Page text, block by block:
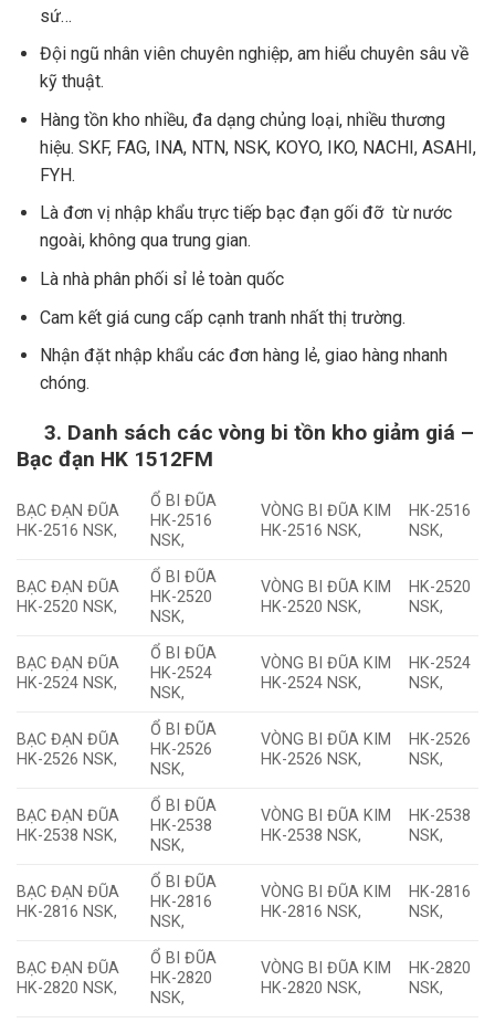
sứ…
Đội ngũ nhân viên chuyên nghiệp, am hiểu chuyên sâu về
kỹ thuật.
Hàng tồn kho nhiều, đa dạng chủng loại, nhiều thương
hiệu. SKF, FAG, INA, NTN, NSK, KOYO, IKO, NACHI, ASAHI,
FYH.
Là đơn vị nhập khẩu trực tiếp bạc đạn gối đỡ từ nước
ngoài, không qua trung gian.
Là nhà phân phối sỉ lẻ toàn quốc
Cam kết giá cung cấp cạnh tranh nhất thị trường.
Nhận đặt nhập khẩu các đơn hàng lẻ, giao hàng nhanh
chóng.
3. Danh sách các vòng bi tồn kho giảm giá –
Bạc đạn HK 1512FM
BẠC ĐẠN ĐŨA
HK-2516 NSK,
Ổ BI ĐŨA
HK-2516
NSK,
VÒNG BI ĐŨA KIM
HK-2516 NSK,
HK-2516
NSK,
BẠC ĐẠN ĐŨA
HK-2520 NSK,
Ổ BI ĐŨA
HK-2520
NSK,
VÒNG BI ĐŨA KIM
HK-2520 NSK,
HK-2520
NSK,
BẠC ĐẠN ĐŨA
HK-2524 NSK,
Ổ BI ĐŨA
HK-2524
NSK,
VÒNG BI ĐŨA KIM
HK-2524 NSK,
HK-2524
NSK,
BẠC ĐẠN ĐŨA
HK-2526 NSK,
Ổ BI ĐŨA
HK-2526
NSK,
VÒNG BI ĐŨA KIM
HK-2526 NSK,
HK-2526
NSK,
BẠC ĐẠN ĐŨA
HK-2538 NSK,
Ổ BI ĐŨA
HK-2538
NSK,
VÒNG BI ĐŨA KIM
HK-2538 NSK,
HK-2538
NSK,
BẠC ĐẠN ĐŨA
HK-2816 NSK,
Ổ BI ĐŨA
HK-2816
NSK,
VÒNG BI ĐŨA KIM
HK-2816 NSK,
HK-2816
NSK,
BẠC ĐẠN ĐŨA
HK-2820 NSK,
Ổ BI ĐŨA
HK-2820
NSK,
VÒNG BI ĐŨA KIM
HK-2820 NSK,
HK-2820
NSK,